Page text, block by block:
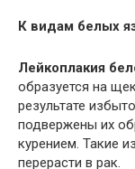
К видам белых
Лейкоплакия
образуется на
результате
подвержены их
курением. Такие
перерасти в рак.